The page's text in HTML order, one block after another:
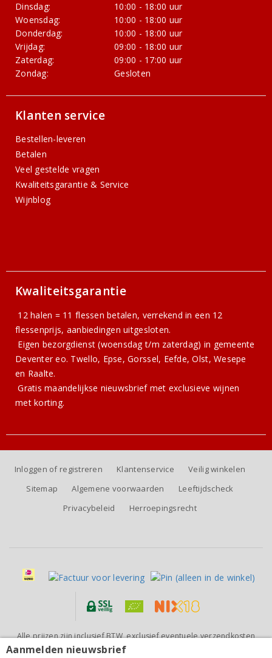
Dinsdag:
10:00 - 18:00 uur
Woensdag:
10:00 - 18:00 uur
Donderdag:
10:00 - 18:00 uur
Vrijdag:
09:00 - 18:00 uur
Zaterdag:
09:00 - 17:00 uur
Zondag:
Gesloten
Klanten service
Bestellen-leveren
Betalen
Veel gestelde vragen
Kwaliteitsgarantie & Service
Wijnblog
Kwaliteitsgarantie
12 halen = 11 flessen betalen, verrekend in een 12
flessenprijs, aanbiedingen uitgesloten.
Eigen bezorgdienst (woensdag t/m zaterdag) in gemeente
Deventer eo. Twello, Epse, Gorssel, Eefde, Olst, Wesepe
en Raalte.
Gratismaandelijkse nieuwsbriefmet exclusieve wijnen
met korting.
Inloggen of registreren Klantenservice
Veilig winkelen
Sitemap
Algemene voorwaarden
Leeftijdscheck
Privacybeleid
Herroepingsrecht
Alle prijzen zijn inclusief BTW, exclusief eventuele verzendkosten
(voor orders tot 6 flessen)
Aanmelden nieuwsbrief